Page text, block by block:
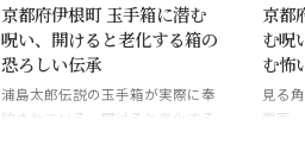
京都府伊根町 玉手箱に潜む
呪い、開けると老化する箱の
恐ろしい伝承
浦島太郎伝説の玉手箱が実際に奉
納されている。開けると老化する
京都
む呪
む怖
見る
霊画